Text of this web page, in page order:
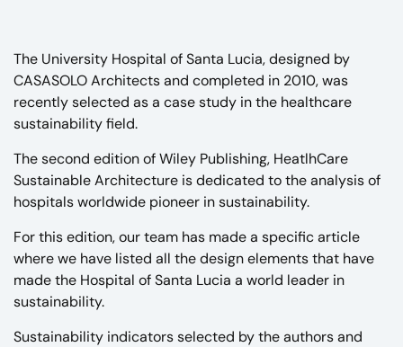
The University Hospital of Santa Lucia, designed by
CASASOLO Architects and completed in 2010, was
recently selected as a case study in the healthcare
sustainability field.
The second edition of Wiley Publishing, HeatlhCare
Sustainable Architecture is dedicated to the analysis of
hospitals worldwide pioneer in sustainability.
For this edition, our team has made a specific article
where we have listed all the design elements that have
made the Hospital of Santa Lucia a world leader in
sustainability.
Sustainability indicators selected by the authors and